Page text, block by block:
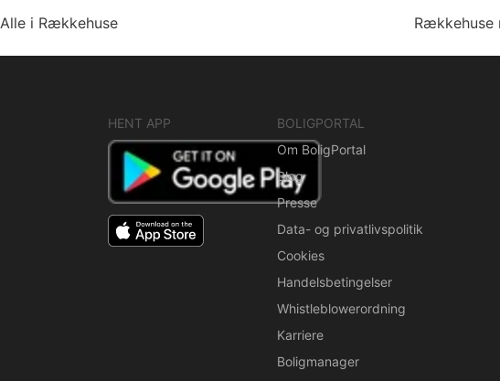
Alle i Rækkehuse
Rækkehuse
HENT APP
BOLIGPORTAL
Om BoligPortal
Blog
Presse
Data- og privatlivspolitik
Cookies
Handelsbetingelser
Whistleblowerordning
Karriere
Boligmanager